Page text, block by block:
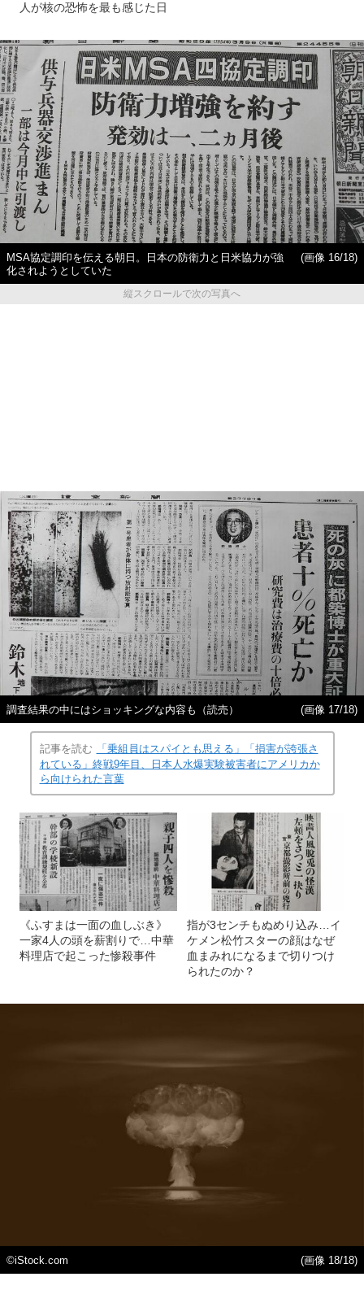
人が核の恐怖を最も感じた日
MSA協定調印を伝える朝日。日本の防衛力と日米協力が強
化されようとしていた
(画像 16/18)
縦スクロールで次の写真へ
調査結果の中にはショッキングな内容も（読売） (画像 17/18)
記事を読む
「乗組員はスパイとも思える」「損害が誇張さ
れている」終戦9年目、日本人水爆実験被害者にアメリカか
ら向けられた言葉
《ふすまは一面の血しぶき》
一家4人の頭を薪割りで…中華
料理店で起こった惨殺事件
指が3センチもぬめり込み…イ
ケメン松竹スターの顔はなぜ
血まみれになるまで切りつけ
られたのか？
©iStock.com (画像 18/18)